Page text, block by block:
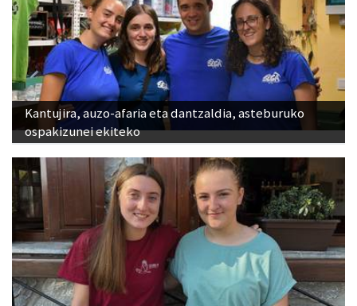
Kantujira, auzo-afaria eta dantzaldia, asteburuko
ospakizunei ekiteko